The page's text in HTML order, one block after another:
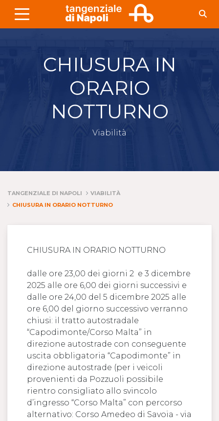
Skip to Main Content
CHIUSURA IN
ORARIO
NOTTURNO
Viabilità
TANGENZIALE DI NAPOLI
VIABILITÀ
CHIUSURA IN ORARIO NOTTURNO
CHIUSURA IN ORARIO NOTTURNO
dalle ore 23,00 dei giorni 2 e 3 dicembre
2025 alle ore 6,00 dei giorni successivi e
dalle ore 24,00 del 5 dicembre 2025 alle
ore 6,00 del giorno successivo verranno
chiusi: il tratto autostradale
“Capodimonte/Corso Malta” in
direzione autostrade con conseguente
uscita obbligatoria “Capodimonte” in
direzione autostrade (per i veicoli
provenienti da Pozzuoli possibile
rientro consigliato allo svincolo
d’ingresso “Corso Malta” con percorso
alternativo: Corso Amedeo di Savoia - via